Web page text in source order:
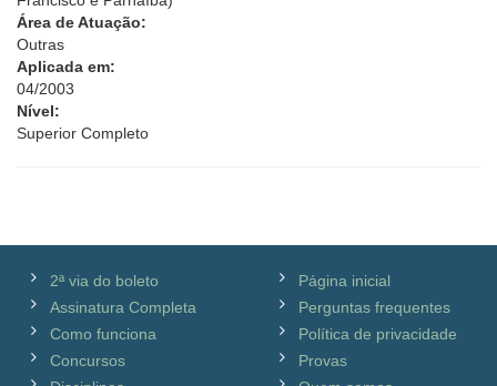
Área de Atuação:
Outras
Aplicada em:
04/2003
Nível:
Superior Completo
2ª via do boleto
Assinatura Completa
Como funciona
Concursos
Página inicial
Perguntas frequentes
Política de privacidade
Provas